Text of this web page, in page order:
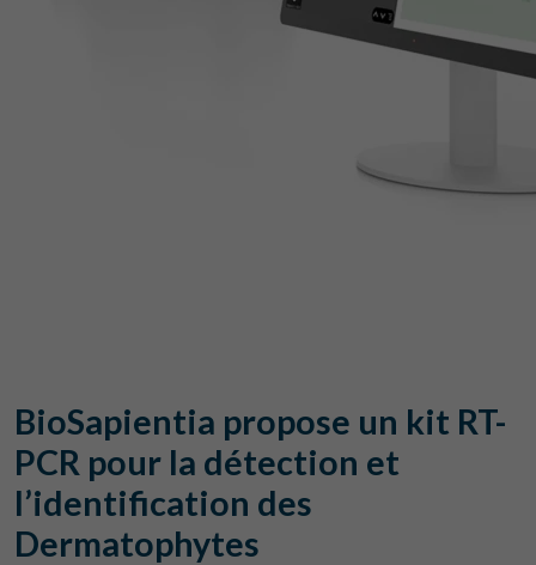
BioSapientia propose un kit RT-
PCR pour la détection et
l’identification des
Dermatophytes